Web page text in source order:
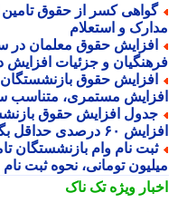
کسر از حقوق تامین
و استعلام
و جزئیات افزایش
مستمری، متناسب سازی
حداقل بگیران و جزئیات متناسب سازی
تومانی، نحوه ثبت نام و
ویژهتک ناک